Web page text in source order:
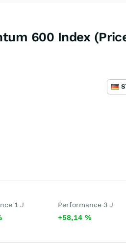
600 Index
1 J Performance 3 J
+58,14 %